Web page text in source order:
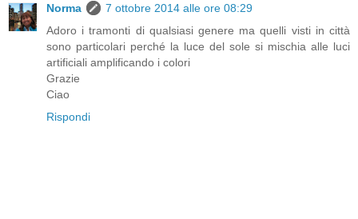
Norma
7 ottobre 2014 alle ore 08:29
Adoro i tramonti di qualsiasi genere ma quelli visti in città
sono particolari perché la luce del sole si mischia alle luci
artificiali amplificando i colori
Grazie
Ciao
Rispondi